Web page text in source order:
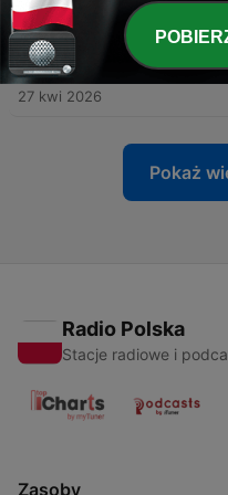
11 maj 2026
39 - Ulica Klatkowska róg
Ostoja-Kasprzycki
27 kwi 2026
Pokaż
Radio Polska
Stacje radiowe i
Zasoby